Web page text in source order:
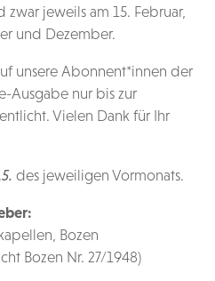
jeweils am 15. Februar,
und Dezember.
unsere Abonnent*innen der
Ausgabe nur bis zur
Vielen Dank für Ihr
des jeweiligen Vormonats.
Bozen
Bozen Nr. 27/1948)